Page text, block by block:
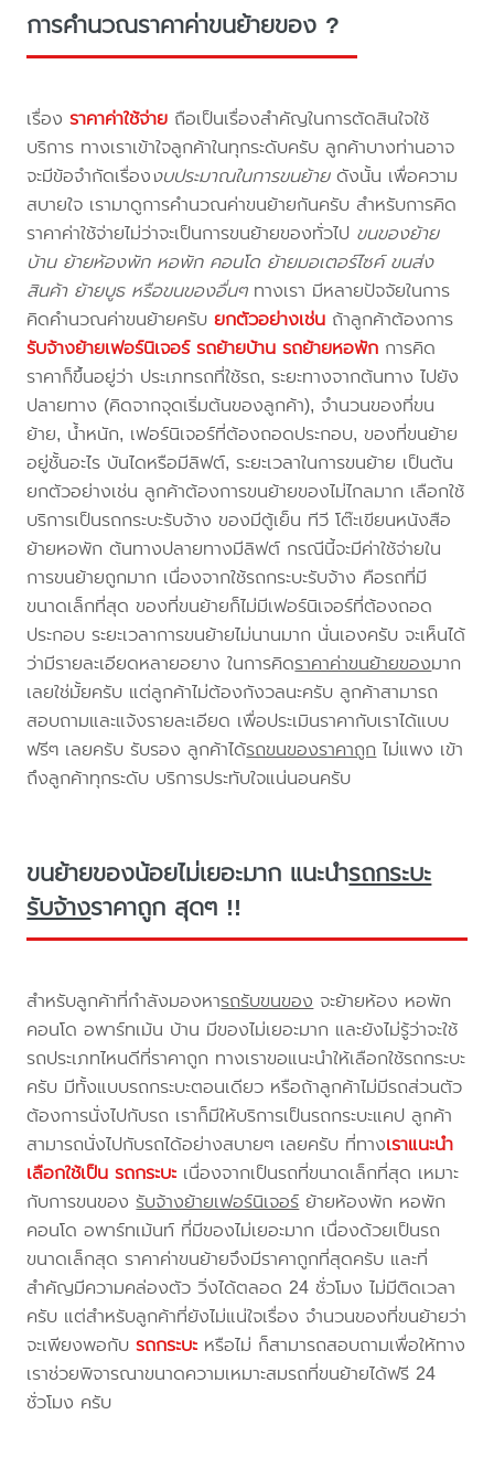
การคำนวณราคาค่าขนย้ายของ ?
เรื่องราคาค่าใช้จ่าย ถือเป็นเรื่องสำคัญในการตัดสินใจใช้
บริการ ทางเราเข้าใจลูกค้าในทุกระดับครับ ลูกค้าบางท่านอาจ
จะมีข้อจำกัดเรื่องงบประมาณในการขนย้ายดังนั้น เพื่อความ
สบายใจ เรามาดูการคำนวณค่าขนย้ายกันครับ สำหรับการคิด
ราคาค่าใช้จ่ายไม่ว่าจะเป็นการขนย้ายของทั่วไป ขนของย้าย
บ้าน ย้ายห้องพัก หอพัก คอนโด ย้ายมอเตอร์ไซค์ ขนส่ง
สินค้า ย้ายบูธ หรือขนของอื่นๆทางเรา มีหลายปัจจัยในการ
คิดคำนวณค่าขนย้ายครับยกตัวอย่างเช่น ถ้าลูกค้าต้องการ
รับจ้างย้ายเฟอร์นิเจอร์ รถย้ายบ้าน รถย้ายหอพัก การคิด
ราคาก็ขึ้นอยู่ว่า ประเภทรถที่ใช้รถ, ระยะทางจากต้นทาง ไปยัง
ปลายทาง (คิดจากจุดเริ่มต้นของลูกค้า), จำนวนของที่ขน
ย้าย, น้ำหนัก, เฟอร์นิเจอร์ที่ต้องถอดประกอบ, ของที่ขนย้าย
อยู่ชั้นอะไร บันไดหรือมีลิฟต์, ระยะเวลาในการขนย้าย เป็นต้น
ยกตัวอย่างเช่น ลูกค้าต้องการขนย้ายของไม่ไกลมาก เลือกใช้
บริการเป็นรถกระบะรับจ้าง ของมีตู้เย็น ทีวี โต๊ะเขียนหนังสือ
ย้ายหอพัก ต้นทางปลายทางมีลิฟต์ กรณีนี้จะมีค่าใช้จ่ายใน
การขนย้ายถูกมาก เนื่องจากใช้รถกระบะรับจ้าง คือรถที่มี
ขนาดเล็กที่สุด ของที่ขนย้ายก็ไม่มีเฟอร์นิเจอร์ที่ต้องถอด
ประกอบ ระยะเวลาการขนย้ายไม่นานมาก นั่นเองครับ จะเห็นได้
ว่ามีรายละเอียดหลายอยาง ในการคิดราคาค่าขนย้ายของมาก
เลยใช่มั้ยครับ แต่ลูกค้าไม่ต้องกังวลนะครับ ลูกค้าสามารถ
สอบถามและแจ้งรายละเอียด เพื่อประเมินราคากับเราได้แบบ
ฟรีๆ เลยครับ รับรอง ลูกค้าได้รถขนของราคาถูก ไม่แพง เข้า
ถึงลูกค้าทุกระดับ บริการประทับใจแน่นอนครับ
ขนย้ายของน้อยไม่เยอะมาก แนะนำรถกระบะ
รับจ้างราคาถูก สุดๆ !!
สำหรับลูกค้าที่กำลังมองหารถรับขนของจะย้ายห้อง หอพัก
คอนโด อพาร์ทเม้น บ้าน มีของไม่เยอะมาก และยังไม่รู้ว่าจะใช้
รถประเภทไหนดีที่ราคาถูก ทางเราขอแนะนำให้เลือกใช้รถกระบะ
ครับ มีทั้งแบบรถกระบะตอนเดียว หรือถ้าลูกค้าไม่มีรถส่วนตัว
ต้องการนั่งไปกับรถ เราก็มีให้บริการเป็นรถกระบะแคป ลูกค้า
สามารถนั่งไปกับรถได้อย่างสบายๆ เลยครับ ที่ทางเราแนะนำ
เลือกใช้เป็น รถกระบะ เนื่องจากเป็นรถที่ขนาดเล็กที่สุด เหมาะ
กับการขนของรับจ้างย้ายเฟอร์นิเจอร์ย้ายห้องพัก หอพัก
คอนโด อพาร์ทเม้นท์ ที่มีของไม่เยอะมาก เนื่องด้วยเป็นรถ
ขนาดเล็กสุด ราคาค่าขนย้ายจึงมีราคาถูกที่สุดครับ และที่
สำคัญมีความคล่องตัว วิ่งได้ตลอด 24 ชั่วโมง ไม่มีติดเวลา
ครับ แต่สำหรับลูกค้าที่ยังไม่แน่ใจเรื่อง จำนวนของที่ขนย้ายว่า
จะเพียงพอกับรถกระบะ หรือไม่ ก็สามารถสอบถามเพื่อให้ทาง
เราช่วยพิจารณาขนาดความเหมาะสมรถที่ขนย้ายได้ฟรี 24
ชั่วโมง ครับ